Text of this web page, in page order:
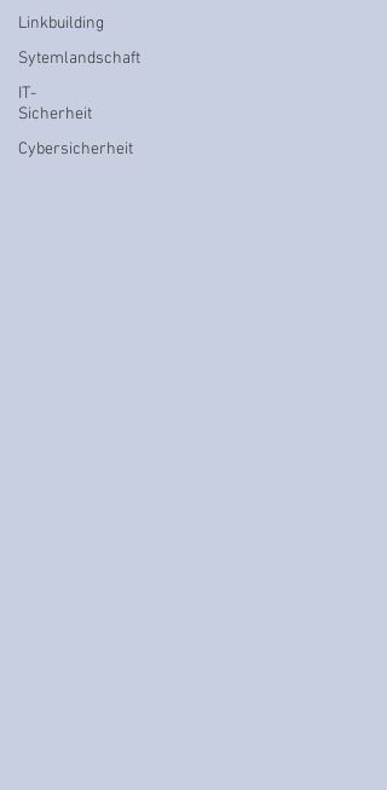
Linkbuilding
Sytemlandschaft
IT-
Sicherheit
Cybersicherheit